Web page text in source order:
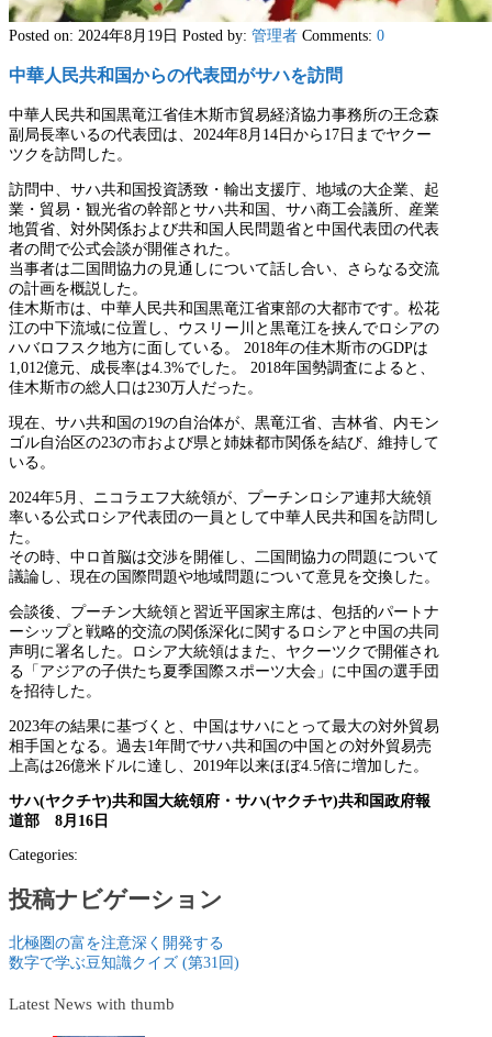
Posted on: 2024年8月19日 Posted by: 管理者 Comments: 0
中華人民共和国からの代表団がサハを訪問
中華人民共和国黒竜江省佳木斯市貿易経済協力事務所の王念森
副局長率いるの代表団は、2024年8月14日から17日までヤクー
ツクを訪問した。
訪問中、サハ共和国投資誘致・輸出支援庁、地域の大企業、起
業・貿易・観光省の幹部とサハ共和国、サハ商工会議所、産業
地質省、対外関係および共和国人民問題省と中国代表団の代表
者の間で公式会談が開催された。
当事者は二国間協力の見通しについて話し合い、さらなる交流
の計画を概説した。
佳木斯市は、中華人民共和国黒竜江省東部の大都市です。松花
江の中下流域に位置し、ウスリー川と黒竜江を挟んでロシアの
ハバロフスク地方に面している。 2018年の佳木斯市のGDPは
1,012億元、成長率は4.3%でした。 2018年国勢調査によると、
佳木斯市の総人口は230万人だった。
現在、サハ共和国の19の自治体が、黒竜江省、吉林省、内モン
ゴル自治区の23の市および県と姉妹都市関係を結び、維持して
いる。
2024年5月、ニコラエフ大統領が、プーチンロシア連邦大統領
率いる公式ロシア代表団の一員として中華人民共和国を訪問し
た。
その時、中ロ首脳は交渉を開催し、二国間協力の問題について
議論し、現在の国際問題や地域問題について意見を交換した。
会談後、プーチン大統領と習近平国家主席は、包括的パートナ
ーシップと戦略的交流の関係深化に関するロシアと中国の共同
声明に署名した。ロシア大統領はまた、ヤクーツクで開催され
る「アジアの子供たち夏季国際スポーツ大会」に中国の選手団
を招待した。
2023年の結果に基づくと、中国はサハにとって最大の対外貿易
相手国となる。過去1年間でサハ共和国の中国との対外貿易売
上高は26億米ドルに達し、2019年以来ほぼ4.5倍に増加した。
サハ(ヤクチヤ)共和国大統領府・サハ(ヤクチヤ)共和国政府報
道部 8月16日
Categories:
投稿ナビゲーション
北極圏の富を注意深く開発する
数字で学ぶ豆知識クイズ (第31回)
Latest News with thumb